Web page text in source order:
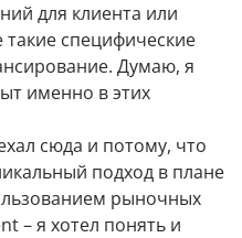
для клиента или
специфические
Думаю, я
именно в этих
сюда и потому, что
подход в плане
рыночных
– я хотел понять и